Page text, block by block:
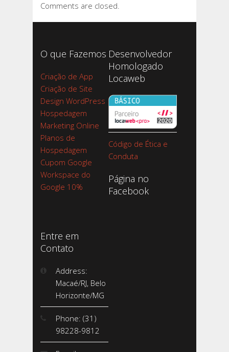
Comments are closed.
O que Fazemos
Criação de App
Criação de Site
Design WordPress
Hospedagem
Marketing Online
Planos de
Hospedagem
Cupom Google
Workspace do
Google 10%
Desenvolvedor
Homologado
Locaweb
Código de Ética e
Conduta
Página no
Facebook
Entre em
Contato
Address:
Macaé/RJ, Belo
Horizonte/MG
Phone: (31)
98228-9812